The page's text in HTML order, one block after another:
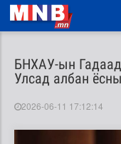
БНХАУ-ын
Улсад албан
2026-06-11 17:12:14